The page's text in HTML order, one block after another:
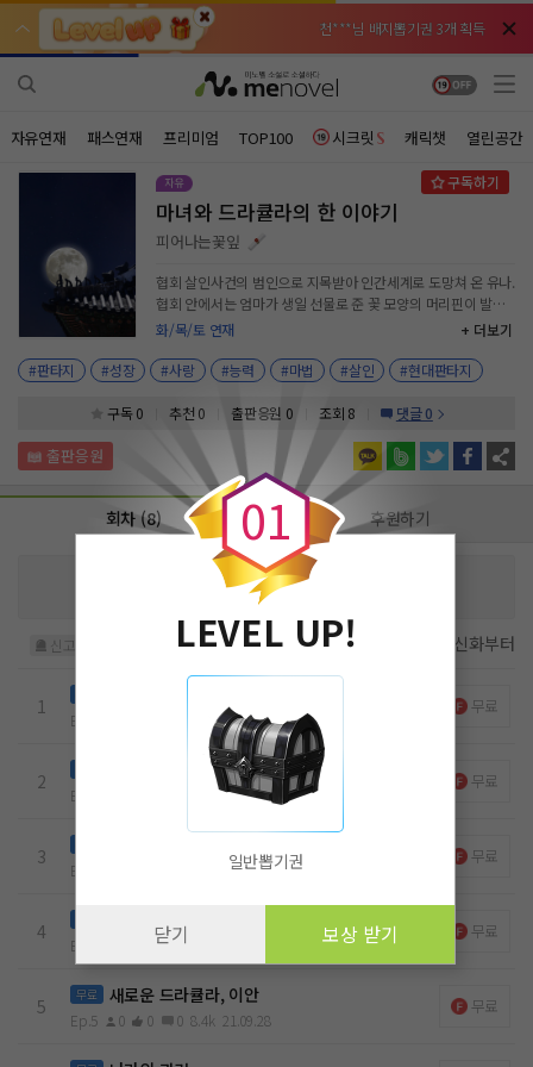
천***님 배지뽑기권 3개 획득
천***님 배지뽑기권 3개 획득
메**님 체험권 3일 획득
메**님 체험권 3일 획득
주**님 일반뽑기권 2개 획득
주**님 일반뽑기권 2개 획득
베**님 노벨패스 체험권 1일 획득
베**님 노벨패스 체험권 1일 획득
갈***님 후원10코인 획득
갈***님 후원10코인 획득
인*님 레어뽑기권 1개 획득
인*님 레어뽑기권 1개 획득
자유연재 패스연재 프리미엄 TOP100 시크릿 캐릭챗 열린공간
마녀와 드라큘라의 한 이야기
피어나는꽃잎
화/목/토 연재
협회 살인사건의 범인으로 지목받아 인간세계로 도망쳐 온 유나.
협회 안에서는 엄마가 생일 선물로 준 꽃 모양의 머리핀이 발견
됐다고 한다. 억울한 유나는 자신이 직접 범인을 찾아 나서게 되
+ 더보기
#판타지
#성장 #사랑 #능력 #마법 #살인 #현대판타지
구독 0 추천 0 출판응원 0 조회 8 댓글 0
회차 (8) 후원하기
님을 위해 작품을 응원해주세요!
작가님에게 큰 힘이 됩니다
신고 최신화부터
1 협회 살인사건
Ep.1 6.2k 21.09.16
무료
2 드라큘라와의 만남
Ep.2 21.09.19
무료
3
Ep.3 21.09.21
무료
4
Ep.4 0
무료
5
무료 새로운 드라큘라, 이안
Ep.5 0 0 0 8.4k 21.09.28
무료
0
0
1
LEVEL UP!
일반뽑기권
닫기 보상 받기